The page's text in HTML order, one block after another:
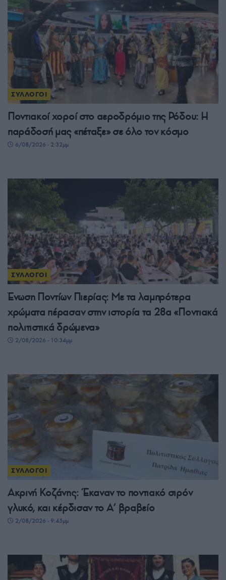
ΣΥΛΛΟΓΟΙ
Ποντιακοί χοροί στο αεροδρόμιο της Ρόδου: Η
παράδοσή μας «πέταξε» σε όλο τον κόσμο
6/08/2026 - 2:32μμ
ΣΥΛΛΟΓΟΙ
Ένωση Ποντίων Πιερίας: Με τα λαμπρότερα
χρώματα πέρασαν στην ιστορία τα 28α «Ποντιακά
πολιτιστικά δρώμενα»
2/08/2026 - 10:34μμ
ΣΥΛΛΟΓΟΙ
Ακρινή Κοζάνης: Έκαναν το ποντιακό σιρόν
γλυκό, και κέρδισαν το A’ βραβείο
2/08/2026 - 9:45μμ